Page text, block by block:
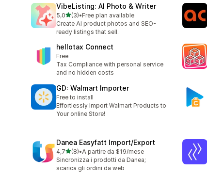
VibeListing: AI Photo & Writer
5,0z 5 hvězd
(3)
Celkový počet recenzí: 3
•Free plan available
Create AI product photos and SEO-
ready listings that sell.
hellotax Connect
Free
Tax Compliance with personal service
and no hidden costs
GD: Walmart Importer
Free to install
Effortlessly Import Walmart Products to
Your online Store!
Danea Easyfatt Import/Export
4,7z 5 hvězd
(8)
Celkový počet recenzí: 8
•A partire da $19/mese
Sincronizza i prodotti da Danea;
scarica gli ordini da web